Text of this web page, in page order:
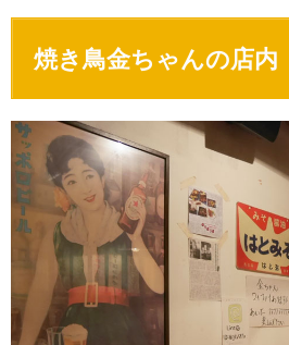
焼き鳥金ちゃんの店内